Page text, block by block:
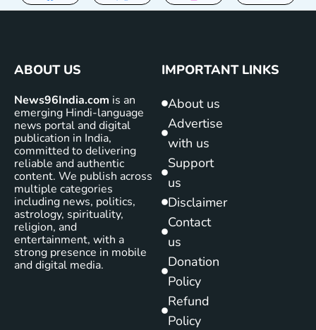
ABOUT US
News96India.com is an
emerging Hindi-language
news portal and digital
publication in India,
committed to delivering
reliable and authentic
content. We publish across
multiple categories
including news, politics,
astrology, spirituality,
religion, and
entertainment, with a
strong presence in mobile
and digital media.
IMPORTANT LINKS
About us
Advertise
with us
Support
us
Disclaimer
Contact
us
Donation
Policy
Refund
Policy